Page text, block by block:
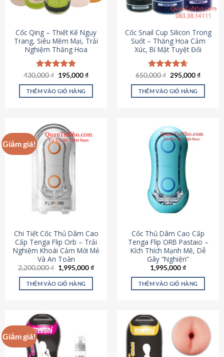
Cốc Qing – Thiết Kế Ngụy
Trang, Siêu Mềm Mại, Trải
Nghiệm Thăng Hoa
Được xếp
hạng4.78
5 sao
430,000₫ Giá
là:
430,000 ₫.
195,000₫Giá
tại
THÊM VÀO GIỎ HÀNG
Cốc Snail Cup Silicon Trong
Suốt – Thăng Hoa Cảm
Xúc, Bí Mật Tuyệt Đối
Được xếp
hạng4.69
5 sao
650,000₫ Giá
là:
650,000 ₫.
295,000₫Giá
tại
THÊM VÀO GIỎ HÀNG
Giảm giá!
Chi Tiết Cốc Thủ Dâm Cao
Cấp Tenga Flip Orb – Trải
Nghiệm Khoái Cảm Mới Mẻ
Và An Toàn
2,200,000₫ Giá
gốc
là:
2,200,000 ₫.
1,995,000₫Giá
THÊM VÀO GIỎ HÀNG
Cốc Thủ Dâm Cao Cấp
Tenga Flip ORB Pastaio –
Kích Thích Mạnh Mẽ, Dễ
Gây “Nghiện”
1,995,000₫
THÊM VÀO GIỎ HÀNG
Giảm giá!